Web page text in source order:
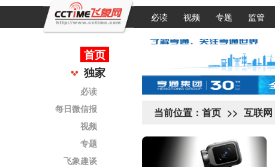
必读 视频 专题 监管
首页
独家
必读
每日微信报
视频
专题
飞象趣谈
当前位置： 首页 >> 互联网